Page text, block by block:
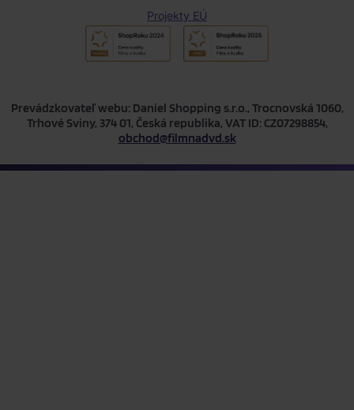
Projekty EÚ
Prevádzkovateľ webu: Daniel Shopping s.r.o., Trocnovská 1060,
Trhové Sviny, 374 01, Česká republika, VAT ID: CZ07298854,
obchod@filmnadvd.sk